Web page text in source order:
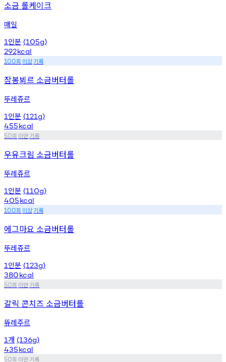
소금 롤케이크
매일
1 인분 (105g)
292kcal
100회 이상기록
잠봉뵈르 소금버터롤
뚜레쥬르
1 인분 (121g)
455kcal
50회 미만기록
우유크림 소금버터롤
뚜레쥬르
1 인분 (110g)
405kcal
100회 이상기록
에그마요 소금버터롤
뚜레쥬르
1 인분 (123g)
380kcal
50회 미만기록
갈릭 콘치즈 소금버터롤
뜌레주르
1 개 (136g)
435kcal
50회 미만기록